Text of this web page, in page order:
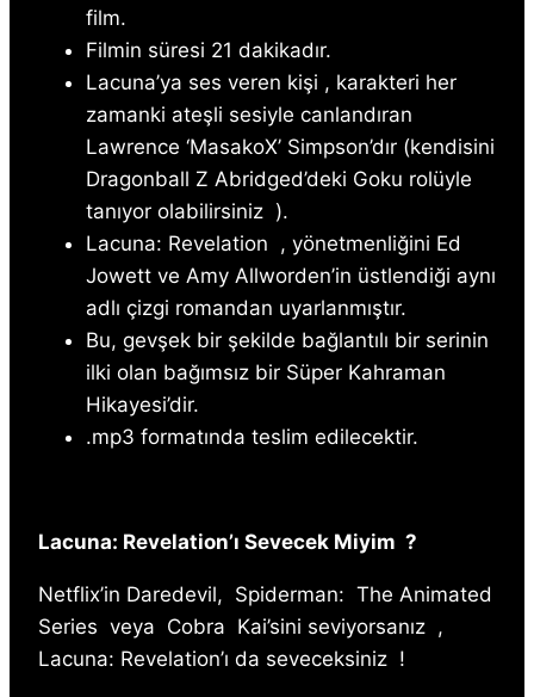
film.
Filmin süresi 21 dakikadır.
Lacuna’ya ses veren kişi , karakteri her
zamanki ateşli sesiyle canlandıran
Lawrence ‘MasakoX’ Simpson’dır (kendisini
Dragonball Z Abridged’deki Goku rolüyle
tanıyor olabilirsiniz ).
Lacuna: Revelation , yönetmenliğini Ed
Jowett ve Amy Allworden’in üstlendiği aynı
adlı çizgi romandan uyarlanmıştır.
Bu, gevşek bir şekilde bağlantılı bir serinin
ilki olan bağımsız bir Süper Kahraman
Hikayesi’dir.
.mp3 formatında teslim edilecektir.
Lacuna: Revelation’ı Sevecek Miyim ?
Netflix’in Daredevil, Spiderman: The Animated
Series veya Cobra Kai’sini seviyorsanız ,
Lacuna: Revelation’ı da seveceksiniz !